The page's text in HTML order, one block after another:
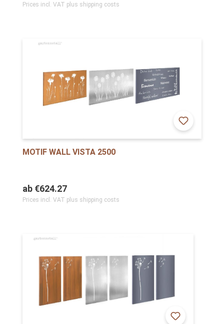
Prices incl. VAT plus shipping costs
MOTIF WALL VISTA 2500
ab €624.27
Prices incl. VAT plus shipping costs